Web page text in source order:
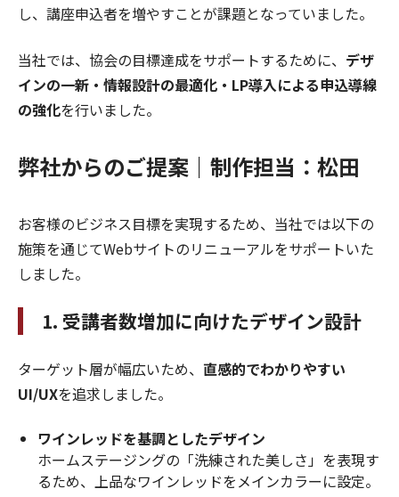
し、講座申込者を増やすことが課題となっていました。
当社では、協会の目標達成をサポートするために、 デザ
インの一新・情報設計の最適化・LP導入による申込導線
の強化を行いました。
弊社からのご提案｜制作担当：松田
お客様のビジネス目標を実現するため、当社では以下の
施策を通じてWebサイトのリニューアルをサポートいた
しました。
1. 受講者数増加に向けたデザイン設計
ターゲット層が幅広いため、 直感的でわかりやすい
UI/UXを追求しました。
ワインレッドを基調としたデザイン
ホームステージングの「洗練された美しさ」を表現す
るため、上品なワインレッドをメインカラーに設定。